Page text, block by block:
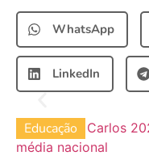
WhatsApp
LinkedIn
Educação